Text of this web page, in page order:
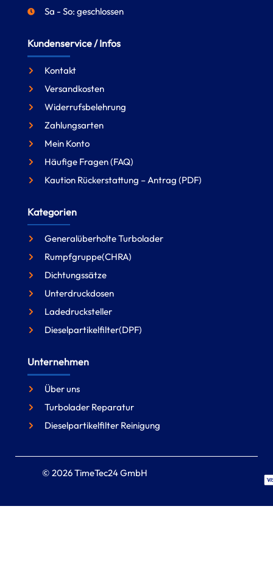
Sa - So: geschlossen
Kundenservice / Infos
Kontakt
Versandkosten
Widerrufsbelehrung
Zahlungsarten
Mein Konto
Häufige Fragen (FAQ)
Kaution Rückerstattung – Antrag (PDF)
Kategorien
Generalüberholte Turbolader
Rumpfgruppe(CHRA)
Dichtungssätze
Unterdruckdosen
Ladedrucksteller
Dieselpartikelfilter(DPF)
Unternehmen
Über uns
Turbolader Reparatur
Dieselpartikelfilter Reinigung
© 2026 TimeTec24 GmbH